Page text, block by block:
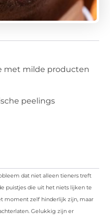
met milde producten
peelings
dat niet alleen tieners treft
puistjes die uit het niets lijken te
moment zelf hinderlijk zijn, maar
Gelukkig zijn er